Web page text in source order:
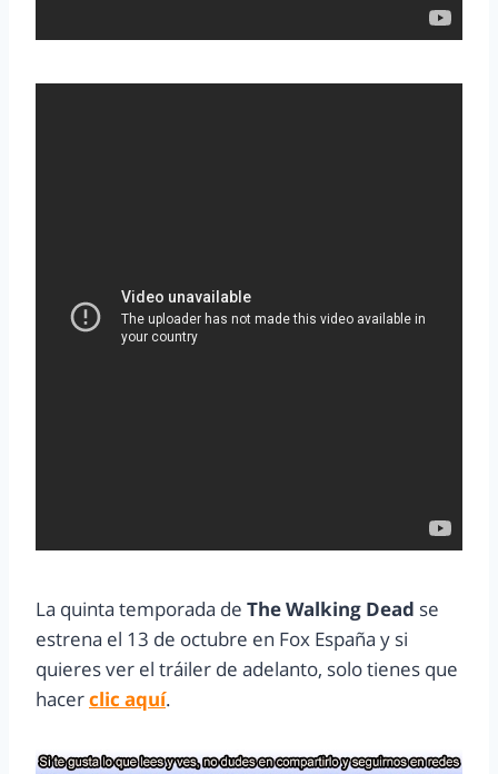
La quinta temporada de The Walking Dead se
estrena el 13 de octubre en Fox España y si
quieres ver el tráiler de adelanto, solo tienes que
hacerclic aquí.